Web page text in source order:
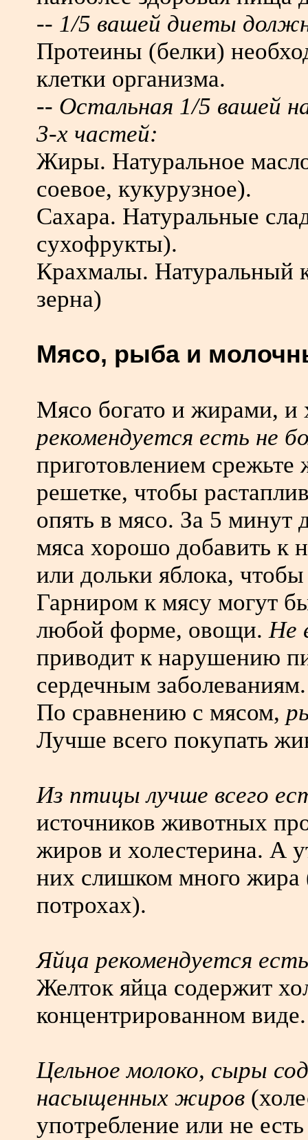
-- 1/5 вашей диеты
Протеины (белки)
клетки организма.
-- Остальная 1/5 вашей
3-х частей:
Жиры. Натуральное
соевое, кукурузное).
Сахара. Натуральные
сухофрукты).
Крахмалы. Натуральный
зерна)
Мясо, рыба и
Мясо богато и жирами, и
рекомендуется есть не
приготовлением срежьте
решетке, чтобы
опять в мясо. За 5 минут
мяса хорошо добавить к
или дольки яблока,
Гарниром к мясу могут
любой форме, овощи.Не
приводит к нарушению
сердечным заболеваниям.
По сравнению с мясом,
Лучше всего покупать
Из птицы лучше всего
источников животных
жиров и холестерина. А
них слишком много жира
потрохах).
Яйца рекомендуется
Желток яйца содержит
концентрированном виде.
Цельное молоко, сыры
насыщенных жиров
употребление или не